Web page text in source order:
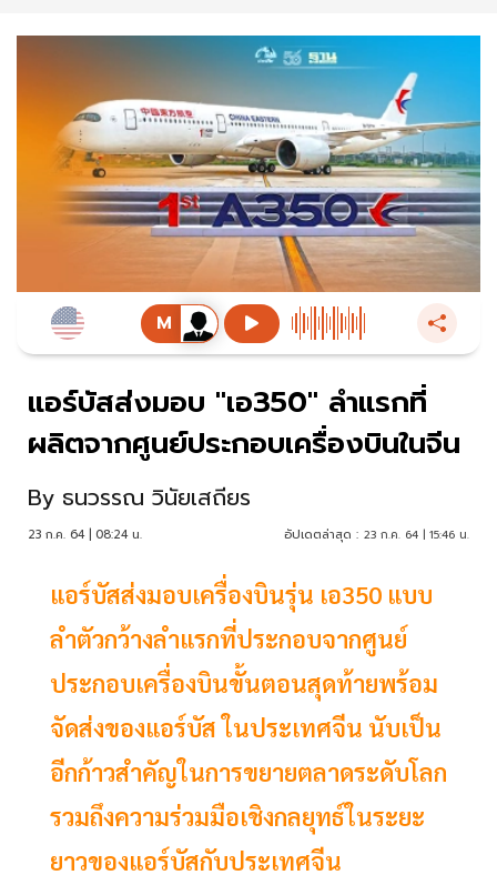
แอร์บัสส่งมอบ "เอ350" ลำแรกที่
ผลิตจากศูนย์ประกอบเครื่องบินในจีน
By ธนวรรณ วินัยเสถียร
23 ก.ค. 64 | 08:24 น. อัปเดตล่าสุด : 23 ก.ค. 64 | 15:46 น.
แอร์บัสส่งมอบเครื่องบินรุ่น เอ350 แบบ
ลำตัวกว้างลำแรกที่ประกอบจากศูนย์
ประกอบเครื่องบินขั้นตอนสุดท้ายพร้อม
จัดส่งของแอร์บัส ในประเทศจีน นับเป็น
อีกก้าวสำคัญในการขยายตลาดระดับโลก
รวมถึงความร่วมมือเชิงกลยุทธ์ในระยะ
ยาวของแอร์บัสกับประเทศจีน